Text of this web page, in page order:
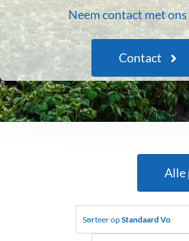
Neem contact met
Contact
Alle
Sorteer opStandaard Volgorde